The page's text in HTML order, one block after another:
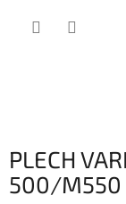
PLECH
500/M550